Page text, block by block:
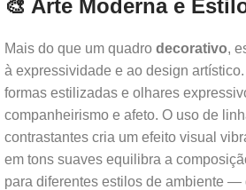
🎨 Arte Moderna e
Mais do que um quadro decorativo,
à expressividade e ao design
formas estilizadas e olhares
companheirismo e afeto. O uso de
contrastantes cria um efeito visual
em tons suaves equilibra a
para diferentes estilos de ambiente —